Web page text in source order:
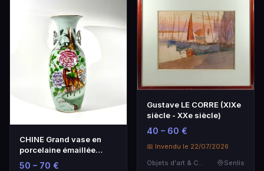
CHINE Grand vase en
porcelaine émaillée
polychrome et or à d…
50 – 70 €
Gustave LE CORRE (XIXe
siècle - XXe siècle)
40 – 60 €
📅 Invendu le 22/07/2026
Objets d'art & Curiosités
Senlis